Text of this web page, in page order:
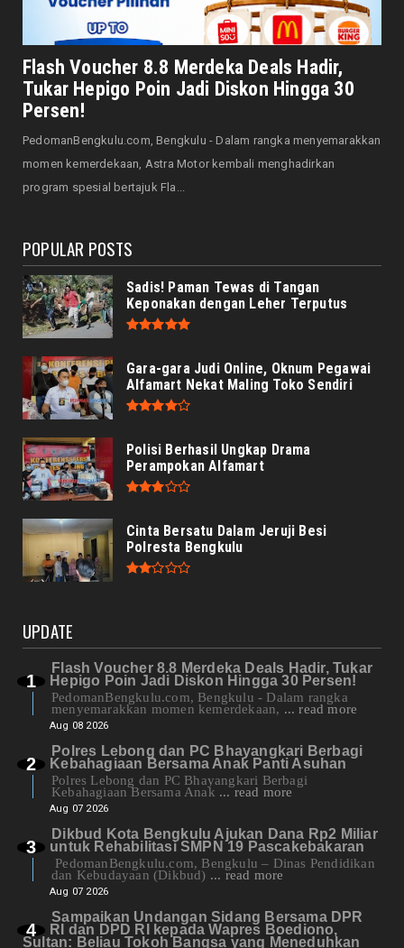
August 07, 2026
HONDA
Honda CUV e: Motor Listrik Canggih, Penuh
Keunggulan dan Sia...
August 07, 2026
Servis Bukan Saat Rusak: Astra Motor
Bengkulu Ingatkan Penti...
August 07, 2026
Flash Voucher 8.8 Merdeka Deals Hadir,
Tukar Hepigo Poin Jadi Diskon Hingga 30
Persen!
PedomanBengkulu.com, Bengkulu - Dalam rangka menyemarakkan
momen kemerdekaan, Astra Motor kembali menghadirkan
program spesial bertajuk Fla...
POPULAR POSTS
Sadis! Paman Tewas di Tangan
Keponakan dengan Leher Terputus
Gara-gara Judi Online, Oknum Pegawai
Alfamart Nekat Maling Toko Sendiri
Polisi Berhasil Ungkap Drama
Perampokan Alfamart
Cinta Bersatu Dalam Jeruji Besi
Polresta Bengkulu
UPDATE
Flash Voucher 8.8 Merdeka Deals Hadir, Tukar
Hepigo Poin Jadi Diskon Hingga 30 Persen!
PedomanBengkulu.com, Bengkulu - Dalam rangka
menyemarakkan momen kemerdekaan, ... read more
Aug 08 2026
Polres Lebong dan PC Bhayangkari Berbagi
Kebahagiaan Bersama Anak Panti Asuhan
Polres Lebong dan PC Bhayangkari Berbagi
Kebahagiaan Bersama Anak ... read more
Aug 07 2026
Dikbud Kota Bengkulu Ajukan Dana Rp2 Miliar
untuk Rehabilitasi SMPN 19 Pascakebakaran
PedomanBengkulu.com, Bengkulu – Dinas Pendidikan
dan Kebudayaan (Dikbud) ... read more
Aug 07 2026
Sampaikan Undangan Sidang Bersama DPR
RI dan DPD RI kepada Wapres Boediono,
Sultan: Beliau Tokoh Bangsa yang Meneduhkan